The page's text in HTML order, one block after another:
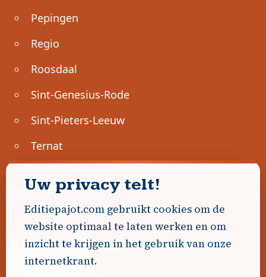
Pepingen
Regio
Roosdaal
Sint-Genesius-Rode
Sint-Pieters-Leeuw
Ternat
Geen advertenties gevonden.
Uw advertentie hier? Contacteer ons!
Word Partner!
Uw privacy telt!
Editiepajot.com gebruikt cookies om de
website optimaal te laten werken en om
inzicht te krijgen in het gebruik van onze
internetkrant.